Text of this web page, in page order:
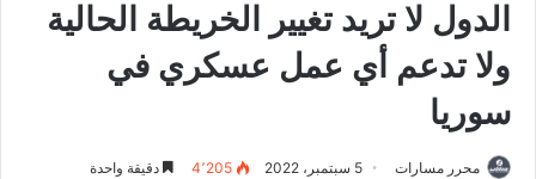
الدول لا تريد تغيير الخريطة الحالية
ولا تدعم أي عمل عسكري في
سوريا
محرر مسارات 5 سبتمبر، 2022 4٬205 دقيقة واحدة